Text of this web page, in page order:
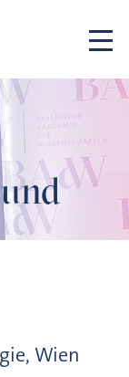
und
Wien